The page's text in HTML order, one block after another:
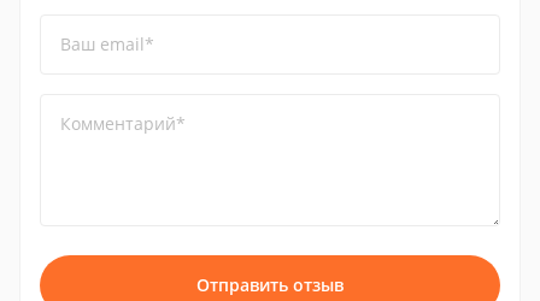
Ваш email*
Комментарий*
Отправить отзыв